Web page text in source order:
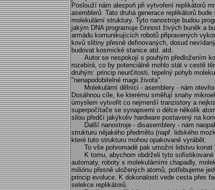
Poslouží nám alespoň při vytvoření replikátorů
asemblerů. Tato druhá generace replikátorů
molekulární struktury. Tyto nanostroje budou
jakým DNA programuje činnost živých buněk a
armádu komunikujících robotů připravených
kovů slitiny přesně definovaných, dosud
budovat kosmické stanice atd. atd.
Autor se nespokojí s pouhým předložením
rozebírá, co by potenciálně mohlo stát v cestě
druhým: princip neurčitosti, tepelný pohyb
"nenapodobitelné magii života".
Molekulární dělníci - asemblery - nám
Dosáhnou cíle, ke kterému směřují snahy
úmyslem vytvořit co nejmenší tranzistory a
superpočítače se synapsemi o délce několik
silou předčí jakýkoliv hardware postavený na
Další nanostroje - disasemblery - nám
strukturu nějakého předmětu (např. lidského
které tuto strukturu mohou opakovaně vyrábět.
To vše pohromadě pak umožní lidstvu konat
K tomu, abychom obdrželi tyto
automaty, roboty s molekulárními chapadly,
miliónu přesně uložených atomů, potřebujeme
princip evoluce. K dokonalosti vede cesta přes
selekce replikátorů.